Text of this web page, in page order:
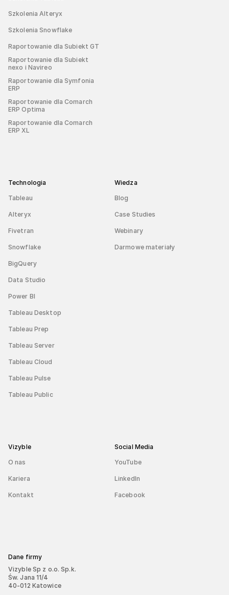
Szkolenia Alteryx
Szkolenia Snowflake
Raportowanie dla Subiekt GT
Raportowanie dla Subiekt
nexo i Navireo
Raportowanie dla Symfonia
ERP
Raportowanie dla Comarch
ERP Optima
Raportowanie dla Comarch
ERP XL
Technologia
Tableau
Alteryx
Fivetran
Snowflake
BigQuery
Data Studio
Power BI
Tableau Desktop
Tableau Prep
Tableau Server
Tableau Cloud
Tableau Pulse
Tableau Public
Wiedza
Blog
Case Studies
Webinary
Darmowe materiały
Vizyble
O nas
Kariera
Kontakt
Social Media
YouTube
LinkedIn
Facebook
Dane firmy
Vizyble Sp z o.o. Sp.k.
Św. Jana 11/4
40-012 Katowice